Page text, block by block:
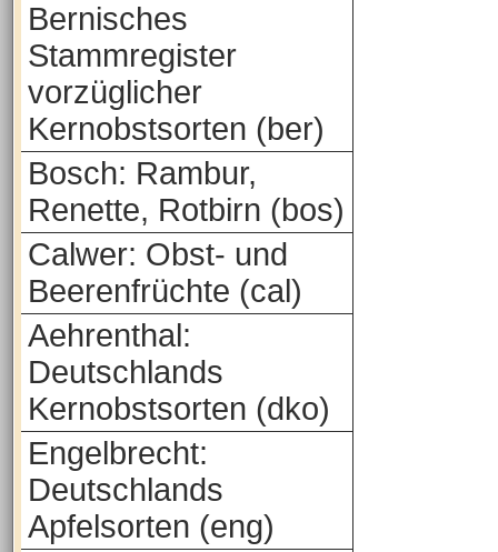
Bernisches
Stammregister
vorzüglicher
Kernobstsorten (ber)
Bosch: Rambur,
Renette, Rotbirn (bos)
Calwer: Obst- und
Beerenfrüchte (cal)
Aehrenthal:
Deutschlands
Kernobstsorten (dko)
Engelbrecht:
Deutschlands
Apfelsorten (eng)